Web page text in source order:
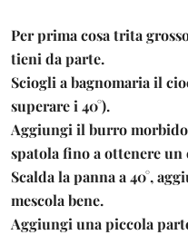
Per prima cosa trita
tieni da parte.
Sciogli a bagnomaria il
superare i 40°).
Aggiungi il burro morbido
spatola fino a ottenere un
Scalda la panna a 40°,
mescola bene.
Aggiungi una piccola